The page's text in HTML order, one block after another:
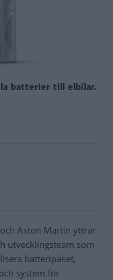
batterier till elbilar.
och Aston Martin yttrar
utvecklingsteam som
batteripaket,
system för